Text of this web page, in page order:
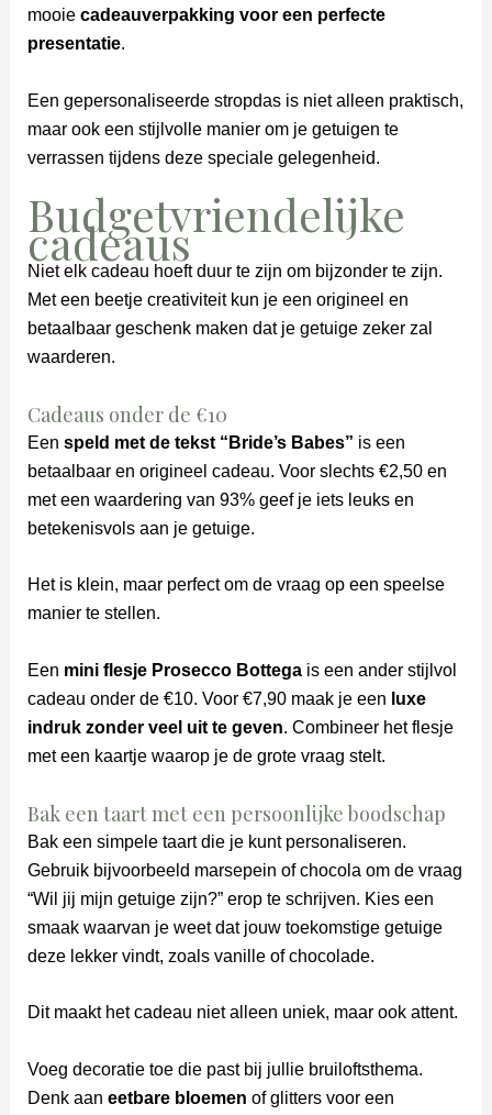
mooie cadeauverpakking voor een perfecte
presentatie.
Een gepersonaliseerde stropdas is niet alleen praktisch,
maar ook een stijlvolle manier om je getuigen te
verrassen tijdens deze speciale gelegenheid.
Budgetvriendelijke
cadeaus
Niet elk cadeau hoeft duur te zijn om bijzonder te zijn.
Met een beetje creativiteit kun je een origineel en
betaalbaar geschenk maken dat je getuige zeker zal
waarderen.
Cadeaus onder de €10
Een speld met de tekst “Bride’s Babes” is een
betaalbaar en origineel cadeau. Voor slechts €2,50 en
met een waardering van 93% geef je iets leuks en
betekenisvols aan je getuige.
Het is klein, maar perfect om de vraag op een speelse
manier te stellen.
Een mini flesje Prosecco Bottegais een ander stijlvol
cadeau onder de €10. Voor €7,90 maak je een luxe
indruk zonder veel uit te geven. Combineer het flesje
met een kaartje waarop je de grote vraag stelt.
Bak een taart met een persoonlijke boodschap
Bak een simpele taart die je kunt personaliseren.
Gebruik bijvoorbeeld marsepein of chocola om de vraag
“Wil jij mijn getuige zijn?” erop te schrijven. Kies een
smaak waarvan je weet dat jouw toekomstige getuige
deze lekker vindt, zoals vanille of chocolade.
Dit maakt het cadeau niet alleen uniek, maar ook attent.
Voeg decoratie toe die past bij jullie bruiloftsthema.
Denk aan eetbare bloemen of glitters voor een